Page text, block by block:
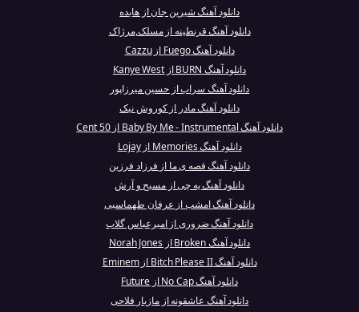
دانلود آهنگ شیرین جان از هایده
دانلود آهنگ قرنطینه از مسلک,مرژاک
دانلود آهنگ Fuego از Cazzu
دانلود آهنگ BURN از Kanye West
دانلود آهنگ سراب از حسین میرزاپور
دانلود آهنگ مادر از کوروش نیک
دانلود آهنگ Baby By Me - Instrumental از 50 Cent
دانلود آهنگ Memories از Lojay
دانلود آهنگ قصه ی ما از فرزاد فرزین
دانلود آهنگ یه چی از مسیح و آرش
دانلود آهنگ امشب از عرفان طهماسبی
دانلود آهنگ ضروری از امیرعباس گلاب
دانلود آهنگ Broken از Norah Jones
دانلود آهنگ Bitch Please II از Eminem
دانلود آهنگ No Cap از Future
دانلود آهنگ عاشقونه از مازیار فلاحی